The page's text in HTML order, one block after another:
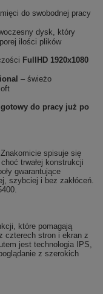
do swobodnej pracy
dysk, który
ilości plików
FullHD 1920x1080
– świeżo
do pracy już po
spisuje się
trwałej konstrukcji
gwarantujące
szybciej i bez zakłóceń.
które pomagają
czterech stron i ekran z
jest technologia IPS,
z szerokich